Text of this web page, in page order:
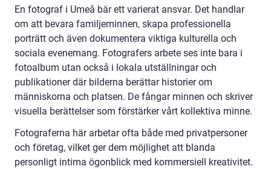
En fotograf i Umeå bär ett varierat ansvar. Det handlar
om att bevara familjeminnen, skapa professionella
porträtt och även dokumentera viktiga kulturella och
sociala evenemang. Fotografers arbete ses inte bara i
fotoalbum utan också i lokala utställningar och
publikationer där bilderna berättar historier om
människorna och platsen. De fångar minnen och skriver
visuella berättelser som förstärker vårt kollektiva minne.
Fotograferna här arbetar ofta både med privatpersoner
och företag, vilket ger dem möjlighet att blanda
personligt intima ögonblick med kommersiell kreativitet.